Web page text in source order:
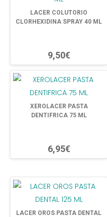
LACER COLUTORIO
CLORHEXIDINA SPRAY 40 ML
9,50€
XEROLACER PASTA
DENTIFRICA 75 ML
6,95€
LACER OROS PASTA DENTAL